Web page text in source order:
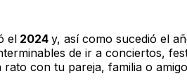
el2024 y, así como sucedió el
de ir a conciertos,
rato con tu pareja, familia o